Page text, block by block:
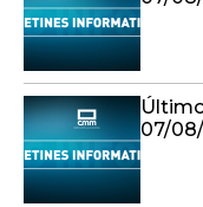
07/